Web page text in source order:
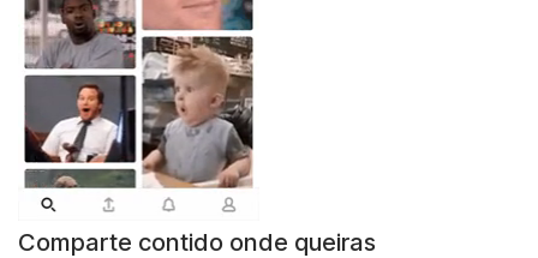
Comparte contido onde queiras